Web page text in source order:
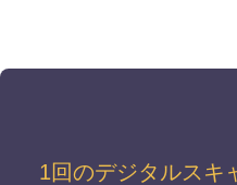
1回のデジタルスキ